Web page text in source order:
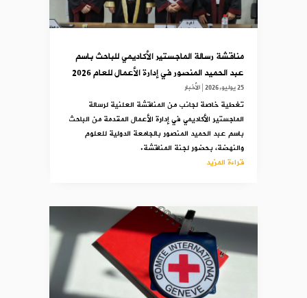
مناقشة رسالة الماجستير الأكاديمي للباحث باسم
عبد الحميد المنصور في إدارة الأعمال للعام 2026
25 يوليو,2026 |الأخبار
تغطية خاصة لجانب من المناقشة العلنية لرسالة
الماجستير الأكاديمي في إدارة الأعمال المقدمة من الباحث
باسم عبد الحميد المنصور بالجامعة الدولية للعلوم
والنهضة، بحضور لجنة المناقشة.
قراءة المزيد